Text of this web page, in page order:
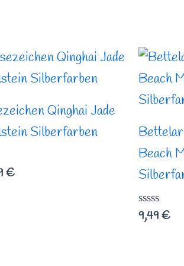
Qinghai Jade
Silberfarben
€
Beach
Bewertet
mit
9,49€